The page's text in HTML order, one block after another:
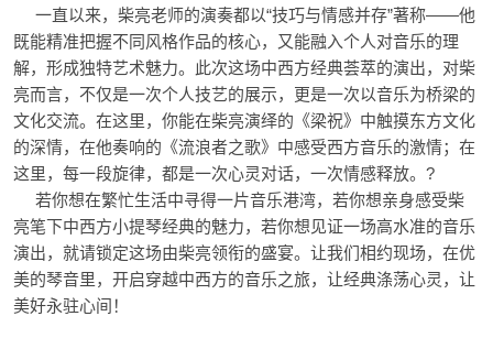
一直以来，柴亮老师的演奏都以“技巧与情感并存”著称——他
既能精准把握不同风格作品的核心，又能融入个人对音乐的理
解，形成独特艺术魅力。此次这场中西方经典荟萃的演出，对柴
亮而言，不仅是一次个人技艺的展示，更是一次以音乐为桥梁的
文化交流。在这里，你能在柴亮演绎的《梁祝》中触摸东方文化
的深情，在他奏响的《流浪者之歌》中感受西方音乐的激情；在
这里，每一段旋律，都是一次心灵对话，一次情感释放。?
若你想在繁忙生活中寻得一片音乐港湾，若你想亲身感受柴
亮笔下中西方小提琴经典的魅力，若你想见证一场高水准的音乐
演出，就请锁定这场由柴亮领衔的盛宴。让我们相约现场，在优
美的琴音里，开启穿越中西方的音乐之旅，让经典涤荡心灵，让
美好永驻心间！